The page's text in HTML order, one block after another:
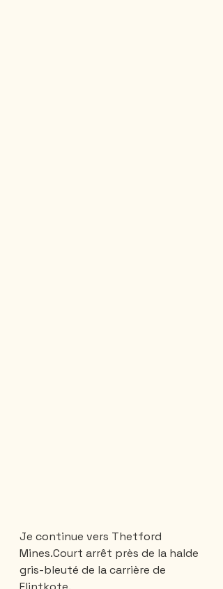
Je continue vers Thetford
Mines.Court arrêt près de la halde
gris-bleuté de la carrière de